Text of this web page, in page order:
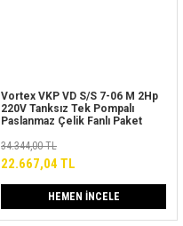
Vortex VKP VD S/S 7-06 M 2Hp
220V Tanksız Tek Pompalı
Paslanmaz Çelik Fanlı Paket
34.344,00 TL
22.667,04 TL
HEMEN İNCELE